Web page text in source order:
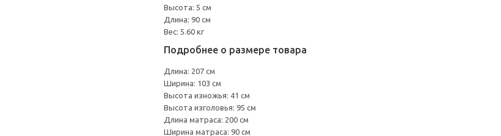
Высота: 5 см
Длина: 90 см
Вес: 5.60 кг
Подробнее о размере товара
Длина: 207 см
Ширина: 103 см
Высота изножья: 41 см
Высота изголовья: 95 см
Длина матраса: 200 см
Ширина матраса: 90 см